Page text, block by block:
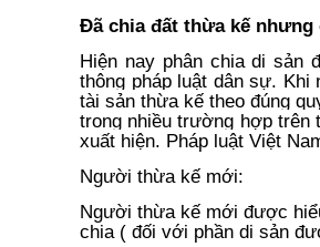
Đã chia đất thừa kế
Hiện nay phân chia di sản
thông pháp luật dân sự. Khi
tài sản thừa kế theo đúng
trong nhiều trường hợp trên
xuất hiện. Pháp luật Việt
Người thừa kế mới:
Người thừa kế mới được
chia ( đối với phần di sản